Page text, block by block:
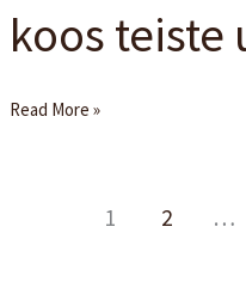
koos teiste
Read More »
1 2 …